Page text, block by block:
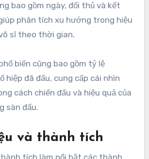
bao gồm ngày, đối thủ và kết
phân tích xu hướng trong hiệu
sĩ theo thời gian.
biến cũng bao gồm tỷ lệ
hiệp đã đấu, cung cấp cái nhìn
cách chiến đấu và hiệu quả của
sàn đấu.
và thành tích
tích làm nổi bật các thành